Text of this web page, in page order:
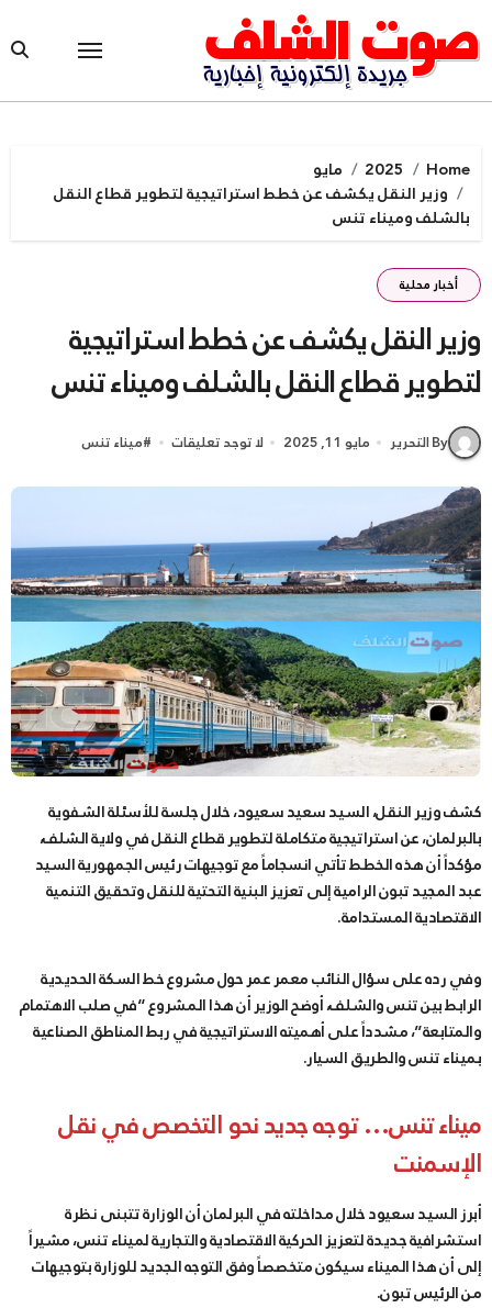
to
content
Home
2025
مايو
وزير النقل يكشف عن خطط استراتيجية لتطوير قطاع النقل
بالشلف وميناء تنس
أخبار محلية
وزير النقل يكشف عن خطط استراتيجية
لتطوير قطاع النقل بالشلف وميناء تنس
By التحرير مايو 11, 2025 لا توجد تعليقات #ميناء تنس
كشف وزير النقل، السيد سعيد سعيود، خلال جلسة للأسئلة الشفوية
بالبرلمان، عن استراتيجية متكاملة لتطوير قطاع النقل في ولاية الشلف،
مؤكداً أن هذه الخطط تأتي انسجاماً مع توجيهات رئيس الجمهورية السيد
عبد المجيد تبون الرامية إلى تعزيز البنية التحتية للنقل وتحقيق التنمية
الاقتصادية المستدامة.
وفي رده على سؤال النائب معمر عمر حول مشروع خط السكة الحديدية
الرابط بين تنس والشلف، أوضح الوزير أن هذا المشروع “في صلب الاهتمام
والمتابعة”، مشدداً على أهميته الاستراتيجية في ربط المناطق الصناعية
بميناء تنس والطريق السيار.
ميناء تنس… توجه جديد نحو التخصص في نقل
الإسمنت
أبرز السيد سعيود خلال مداخلته في البرلمان أن الوزارة تتبنى نظرة
استشرافية جديدة لتعزيز الحركية الاقتصادية والتجارية لميناء تنس، مشيراً
إلى أن هذا الميناء سيكون متخصصاً وفق التوجه الجديد للوزارة بتوجيهات
من الرئيس تبون.